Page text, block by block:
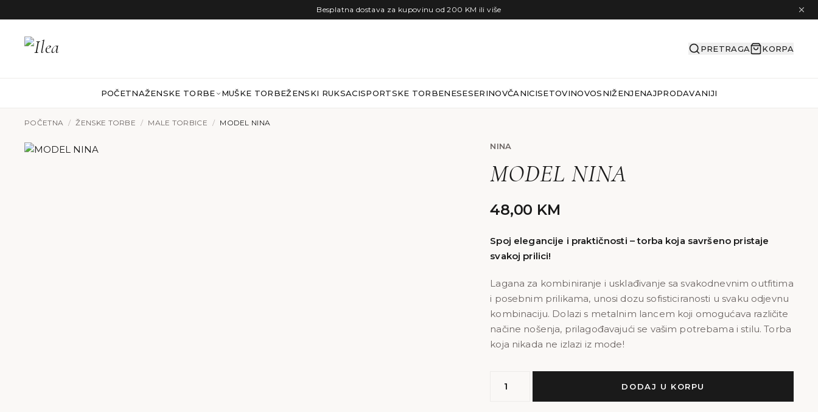
Besplatna dostava za kupovinu od 200 KM ili više
PRETRAGA KORPA
POČETNAŽENSKE TORBE MUŠKE TORBEŽENSKI RUKSACISPORTSKE TORBENESESERINOVČANICISETOVINOVOSNIŽENJENAJPRODAVANIJI
POČETNA / ŽENSKE TORBE / MALE TORBICE / MODEL NINA
NINA
MODEL NINA
48,00 KM
Spoj elegancije i praktičnosti – torba koja savršeno pristaje
svakoj prilici!
Lagana za kombiniranje i usklađivanje sa svakodnevnim outfitima
i posebnim prilikama, unosi dozu sofisticiranosti u svaku odjevnu
kombinaciju. Dolazi s metalnim lancem koji omogućava različite
načine nošenja, prilagođavajući se vašim potrebama i stilu. Torba
koja nikada ne izlazi iz mode!
NINA
DODAJ U KORPU